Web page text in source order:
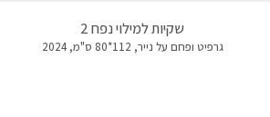
שקיות למילוי נפח 2
גרפיט ופחם על נייר, 112*80 ס"מ, 2024